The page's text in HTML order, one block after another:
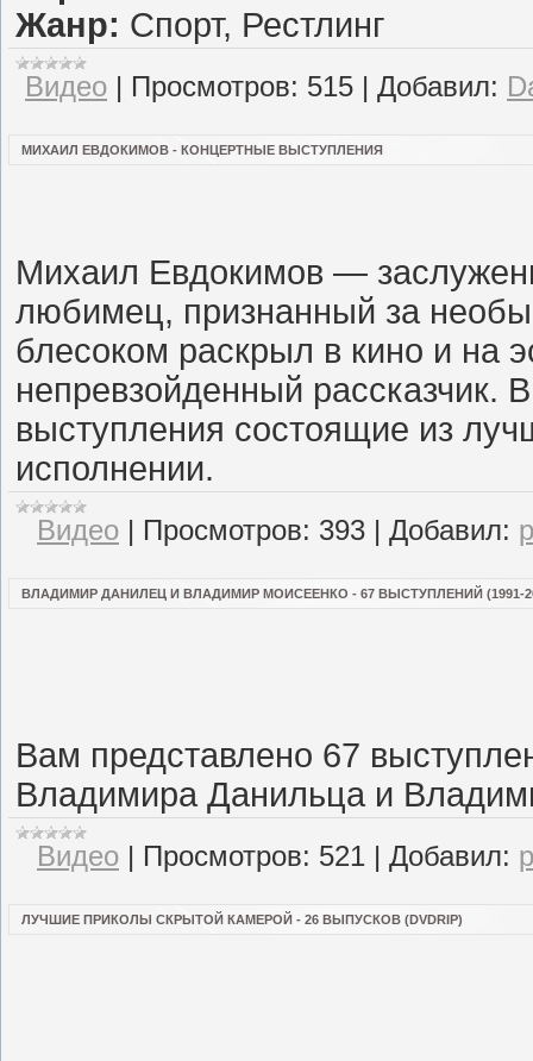
Жанр: Спорт, Рестлинг
Видео | Просмотров: 515 | Добавил:
МИХАИЛ ЕВДОКИМОВ - КОНЦЕРТНЫЕ ВЫСТУПЛЕНИЯ
Михаил Евдокимов —
любимец, признанный за
блесоком раскрыл в кино и на
непревзойденный рассказчик.
выступления состоящие из
исполнении.
Видео | Просмотров: 393 | Добавил:
ВЛАДИМИР ДАНИЛЕЦ И ВЛАДИМИР МОИСЕЕНКО - 67 ВЫСТУПЛЕНИЙ (1991-
Вам представлено 67
Владимира Данильца и
Видео | Просмотров: 521 | Добавил:
ЛУЧШИЕ ПРИКОЛЫ СКРЫТОЙ КАМЕРОЙ - 26 ВЫПУСКОВ (DVDRIP)